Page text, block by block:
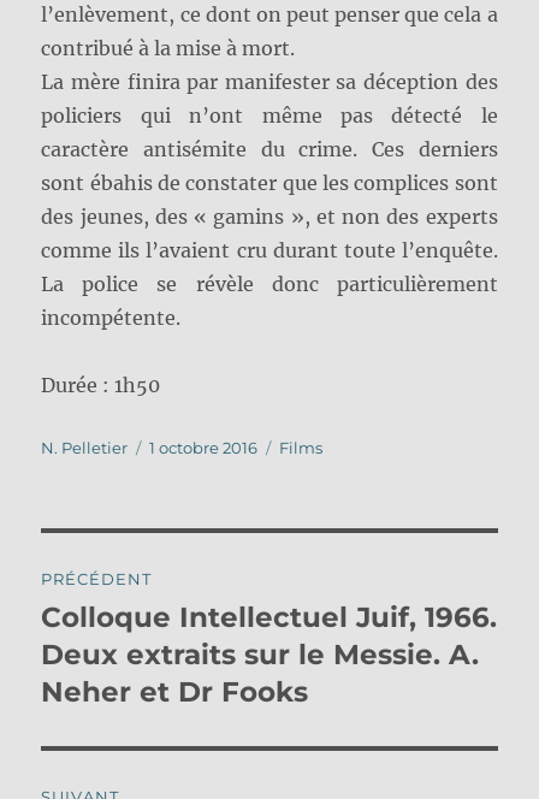
l’enlèvement, ce dont on peut penser que cela a
contribué à la mise à mort.
La mère finira par manifester sa déception des
policiers qui n’ont même pas détecté le
caractère antisémite du crime. Ces derniers
sont ébahis de constater que les complices sont
des jeunes, des « gamins », et non des experts
comme ils l’avaient cru durant toute l’enquête.
La police se révèle donc particulièrement
incompétente.
Durée : 1h50
Auteur
N. Pelletier
Publié
1 octobre 2016 Catégories
Films
de
l’article
PRÉCÉDENT
Publication
précédente :
Colloque Intellectuel Juif, 1966.
Deux extraits sur le Messie. A.
Neher et Dr Fooks